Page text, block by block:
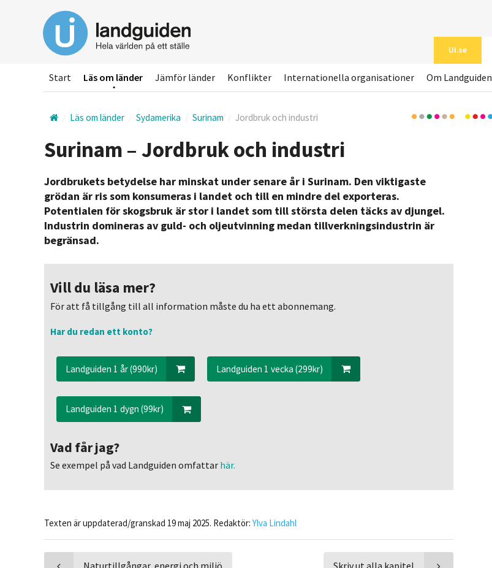
huvudinnehållet
UI.se
Start Läs om länder Jämför länder Konflikter Internationella organisationer Om Landguiden
Läs om länder Sydamerika Surinam Jordbruk och industri
Surinam – Jordbruk och industri
Jordbrukets betydelse har minskat under senare år i Surinam. Den viktigaste
grödan är ris som konsumeras i landet och till en mindre del exporteras.
Potentialen för skogsbruk är stor i landet som till största delen täcks av djungel.
Industrin domineras av guld- och oljeutvinning medan tillverkningsindustrin är
begränsad.
Vill du läsa mer?
För att få tillgång till all information måste du ha ett abonnemang.
Har du redan ett konto?
Landguiden 1 år (990kr) Landguiden 1 vecka (299kr)
Landguiden 1 dygn (99kr)
Vad får jag?
Se exempel på vad Landguiden omfattar här.
Texten är uppdaterad/granskad 19 maj 2025. Redaktör:Ylva Lindahl
Naturtillgångar, energi och miljö Skriv ut alla kapitel